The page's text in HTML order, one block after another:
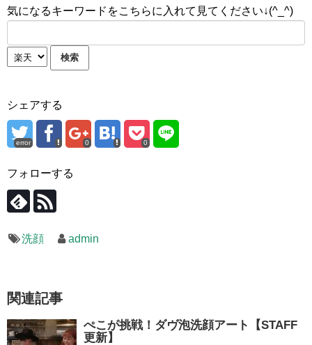
気になるキーワードをこちらに入れて見てください↓(^_^)
シェアする
error 0 0
フォローする
洗顔 admin
関連記事
ぺこが挑戦！ダヴ泡洗顔アート【STAFF
更新】